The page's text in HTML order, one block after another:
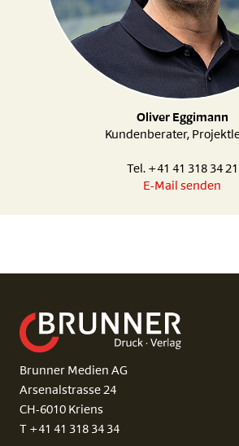
Oliver Eggimann
Kundenberater,
Tel. +41 41 318 34 21
E-Mail senden
Brunner Medien AG
Arsenalstrasse 24
CH-6010 Kriens
T +41 41 318 34 34